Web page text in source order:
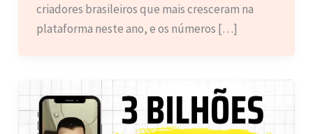
criadores brasileiros que mais cresceram na
plataforma neste ano, e os números […]